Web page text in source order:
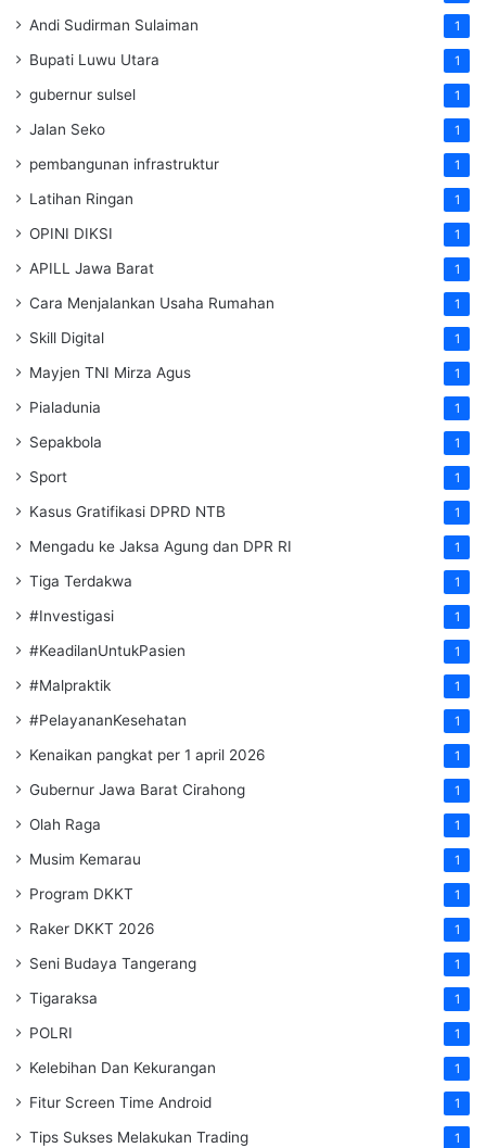
Andi Sudirman Sulaiman 1
Bupati Luwu Utara 1
gubernur sulsel 1
Jalan Seko 1
pembangunan infrastruktur 1
Latihan Ringan 1
OPINI DIKSI 1
APILL Jawa Barat 1
Cara Menjalankan Usaha Rumahan 1
Skill Digital 1
Mayjen TNI Mirza Agus 1
Pialadunia 1
Sepakbola 1
Sport 1
Kasus Gratifikasi DPRD NTB 1
Mengadu ke Jaksa Agung dan DPR RI 1
Tiga Terdakwa 1
#Investigasi 1
#KeadilanUntukPasien 1
#Malpraktik 1
#PelayananKesehatan 1
Kenaikan pangkat per 1 april 2026 1
Gubernur Jawa Barat Cirahong 1
Olah Raga 1
Musim Kemarau 1
Program DKKT 1
Raker DKKT 2026 1
Seni Budaya Tangerang 1
Tigaraksa 1
POLRI 1
Kelebihan Dan Kekurangan 1
Fitur Screen Time Android 1
Tips Sukses Melakukan Trading 1